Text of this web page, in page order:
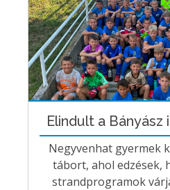
Elindult a
Negyvenhat gyermek
tábort, ahol edzések,
strandprogramok